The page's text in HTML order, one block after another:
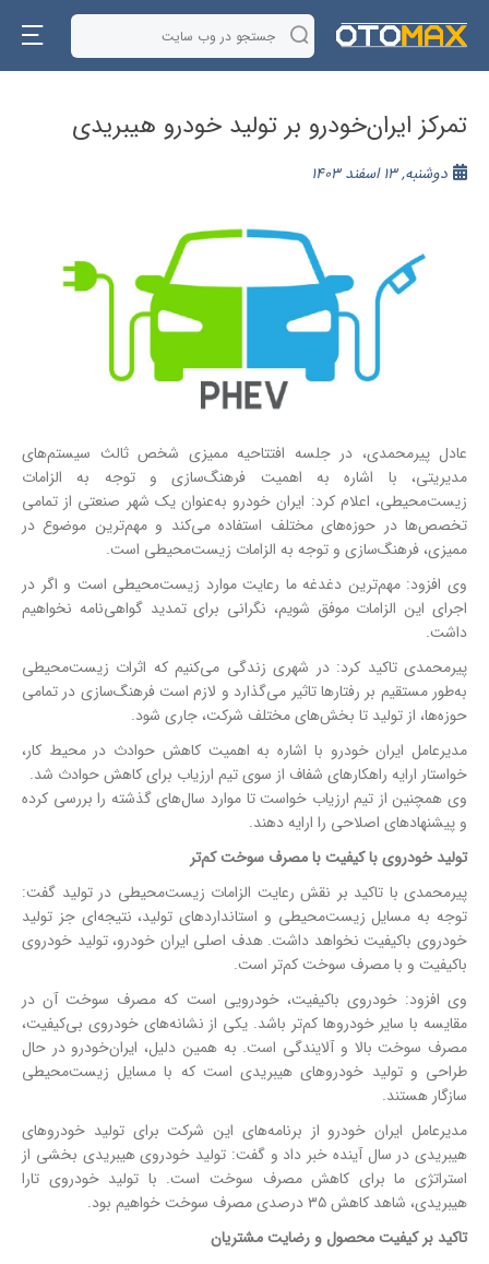
تمرکز ایران‌خودرو بر تولید خودرو هیبریدی
دوشنبه, 13 اسفند 1403
عادل پیرمحمدی، در جلسه افتتاحیه ممیزی شخص ثالث سیستم‌های
مدیریتی، با اشاره به اهمیت فرهنگ‌سازی و توجه به الزامات
زیست‌محیطی، اعلام کرد: ایران خودرو به‌عنوان یک شهر صنعتی از تمامی
تخصص‌ها در حوزه‌های مختلف استفاده می‌کند و مهم‌ترین موضوع در
ممیزی، فرهنگ‌سازی و توجه به الزامات زیست‌محیطی است.
وی افزود: مهم‌ترین دغدغه ما رعایت موارد زیست‌محیطی است و اگر در
اجرای این الزامات موفق شویم، نگرانی‌ برای تمدید گواهی‌نامه نخواهیم
داشت.
پیرمحمدی تاکید کرد: در شهری زندگی می‌کنیم که اثرات زیست‌محیطی
به‌طور مستقیم بر رفتارها تاثیر می‌گذارد و لازم است فرهنگ‌سازی در تمامی
حوزه‌ها، از تولید تا بخش‌های مختلف شرکت، جاری شود.
مدیرعامل ایران خودرو با اشاره به اهمیت کاهش حوادث در محیط کار،
خواستار ارایه راهکارهای شفاف از سوی تیم ارزیاب برای کاهش حوادث شد.
وی همچنین از تیم ارزیاب خواست تا موارد سال‌های گذشته را بررسی کرده
و پیشنهادهای اصلاحی را ارایه دهند.
تولید خودروی با کیفیت با مصرف سوخت کم‌تر
پیرمحمدی با تاکید بر نقش رعایت الزامات زیست‌محیطی در تولید گفت:
توجه به مسایل زیست‌محیطی و استانداردهای تولید، نتیجه‌ای جز تولید
خودروی باکیفیت نخواهد داشت. هدف اصلی ایران خودرو، تولید خودروی
باکیفیت و با مصرف سوخت کم‌تر است.
وی افزود: خودروی باکیفیت، خودرویی است که مصرف سوخت آن در
مقایسه با سایر خودروها کم‌تر باشد. یکی از نشانه‌های خودروی بی‌کیفیت،
مصرف سوخت بالا و آلایندگی است. به همین دلیل، ایران‌خودرو در حال
طراحی و تولید خودروهای هیبریدی است که با مسایل زیست‌محیطی
سازگار هستند.
مدیرعامل ایران خودرو از برنامه‌های این شرکت برای تولید خودروهای
هیبریدی در سال آینده خبر داد و گفت: تولید خودروی هیبریدی بخشی از
استراتژی ما برای کاهش مصرف سوخت است. با تولید خودروی تارا
هیبریدی، شاهد کاهش ۳۵ درصدی مصرف سوخت خواهیم بود.
تاکید بر کیفیت محصول و رضایت مشتریان